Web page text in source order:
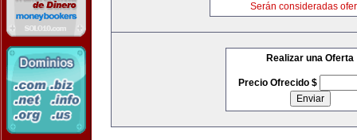
Serán consideradas
Realizar una Oferta
Precio Ofrecido $